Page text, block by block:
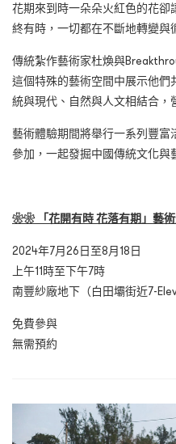
花期來到時一朵朵火紅色的花
終有時，一切都在不斷地轉變與
傳統紮作藝術家杜煥與
這個特殊的藝術空間中展示他
統與現代、自然與人文相結合，
藝術體驗期間將舉行一系列豐
參加，一起發掘中國傳統文化與
❀❀ 「花開有時 花落有期」藝
2024年7月26日至8月18日
上午11時至下午7時
南豐紗廠地下（白田壩街近7-
免費參與
無需預約